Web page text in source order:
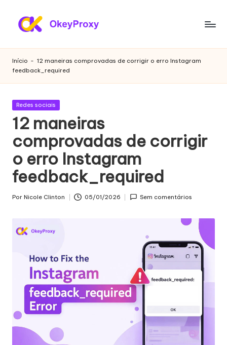
Saltar
conteúdo
P
r
o
xi
e
s
r
e
si
d
n
is
p
proxies
sobre
a
avaliação
gratuita
de
proxies
Web,
tutoriais
de
proxy,
dados
muito
mais.
Início - 12 maneiras comprovadas de corrigir o erro Instagram
feedback_required
Publicado
Redes sociais
12 maneiras
comprovadas de corrigir
o erro Instagram
feedback_required
Por Nicole Clinton 05/01/2026 Sem comentários